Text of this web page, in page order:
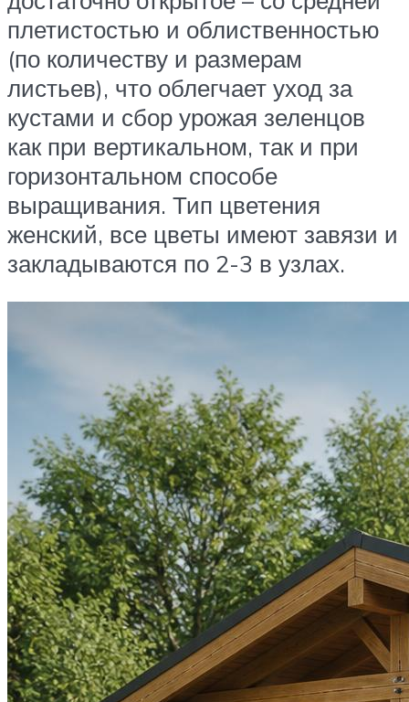
плетистостью и облиственностью
(по количеству и размерам
листьев), что облегчает уход за
кустами и сбор урожая зеленцов
как при вертикальном, так и при
горизонтальном способе
выращивания. Тип цветения
женский, все цветы имеют завязи и
закладываются по 2-3 в узлах.